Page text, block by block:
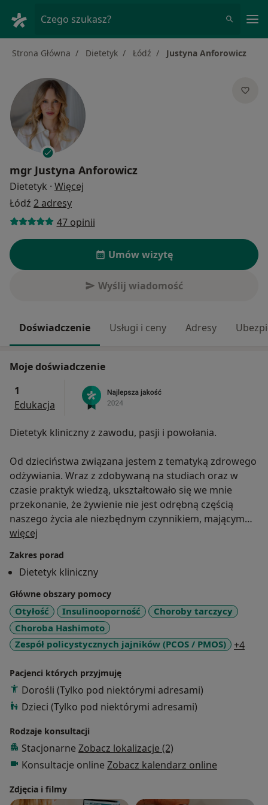
Czego szukasz?
Strona Główna Dietetyk Łódź Justyna Anforowicz
mgr Justyna Anforowicz
Dietetyk · Więcej
Łódź 2 adresy
47 opinii
Umów wizytę
Wyślij wiadomość
Doświadczenie Usługi i ceny Adresy
Moje doświadczenie
1
Edukacja
Dietetyk kliniczny z zawodu, pasji i powołania.
Od dzieciństwa związana jestem z tematyką zdrowego
odżywiania. Wraz z zdobywaną na studiach oraz w
czasie praktyk wiedzą, ukształtowało się we mnie
przekonanie, że żywienie nie jest odrębną częścią
naszego życia ale niezbędnym czynnikiem, mającym
ogromny wpływ na ogólne funkcjonowanie człowieka.
przyszłości będziemy cieszyć się pełnią zdrowia.
Od ponad 7 lat prowadzę własną praktykę.
Doświadczenie zdobywałam w publicznych oraz
prywatnych zakładach opieki zdrowia. Stale podnoszę
swoje kwalifikacje uczestnicząc w szkoleniach i
konferencjach specjalistycznych.
W pracy zawodowej zajmuję się głównie dietetyką
kliniczną oraz żywieniem osób pragnących
zredukować nadmierną masę ciała.
osobom z insulinoopornością. W 2019 r.
uczestniczyłam w szkoleniu dla specjalistów SOIT -
School Of Insulinresistance Therapy, gdzie po
"Specjalisty przyjaznego Insulinoopornym".
więcej
Zakres porad
Dietetyk kliniczny
Główne obszary pomocy
Otyłość Insulinooporność
Choroby tarczycy
Choroba Hashimoto
Zespół policystycznych jajników (PCOS / PMOS)
+4
Pacjenci których przyjmuję
Dorośli (Tylko pod niektórymi adresami)
Dzieci (Tylko pod niektórymi adresami)
Rodzaje konsultacji
Stacjonarne Zobacz lokalizacje (2)
Konsultacje online Zobacz kalendarz online
Zdjęcia i filmy